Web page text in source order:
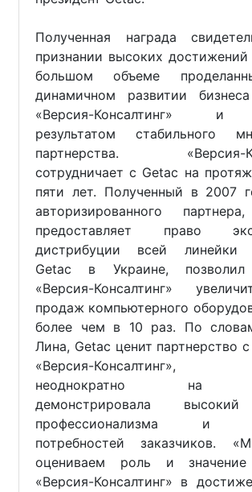
Полученная награда
признании высоких достижений
большом объеме
динамичном развитии
«Версия-Консалтинг» и
результатом стабильного
партнерства. «Версия-
сотрудничает с Getac на
пяти лет. Полученный в 2007
авторизированного
предоставляет право
дистрибуции всей линейки
Getac в Украине, позволил
«Версия-Консалтинг»
продаж компьютерного
более чем в 10 раз. По
Лина, Getac ценит партнерство
«Версия-Консалтинг»,
неоднократно на
демонстрировала
профессионализма и
потребностей заказчиков.
оцениваем роль и значение
«Версия-Консалтинг» в